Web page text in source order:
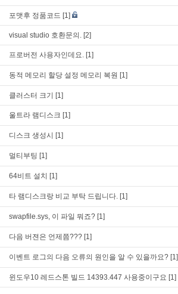
포맷후 정품코드 [1]
visual studio 호환문의. [2]
프로버전 사용자인데요. [1]
동적 메모리 할당 설정 메모리 복원 [1]
클러스터 크기 [1]
울트라 램디스크 [1]
디스크 생성시 [1]
멀티부팅 [1]
64비트 설치 [1]
타 램디스크랑 비교 부탁 드립니다. [1]
swapfile.sys, 이 파일 뭐죠? [1]
다음 버젼은 언제쯤??? [1]
이벤트 로그의 다음 오류의 원인을 알 수 있을까요? [1]
윈도우10 레드스톤 빌드 14393.447 사용중이구요 [1]